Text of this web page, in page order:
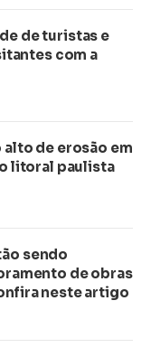
de turistas e
com a
de erosão em
litoral paulista
sendo
de obras
neste artigo